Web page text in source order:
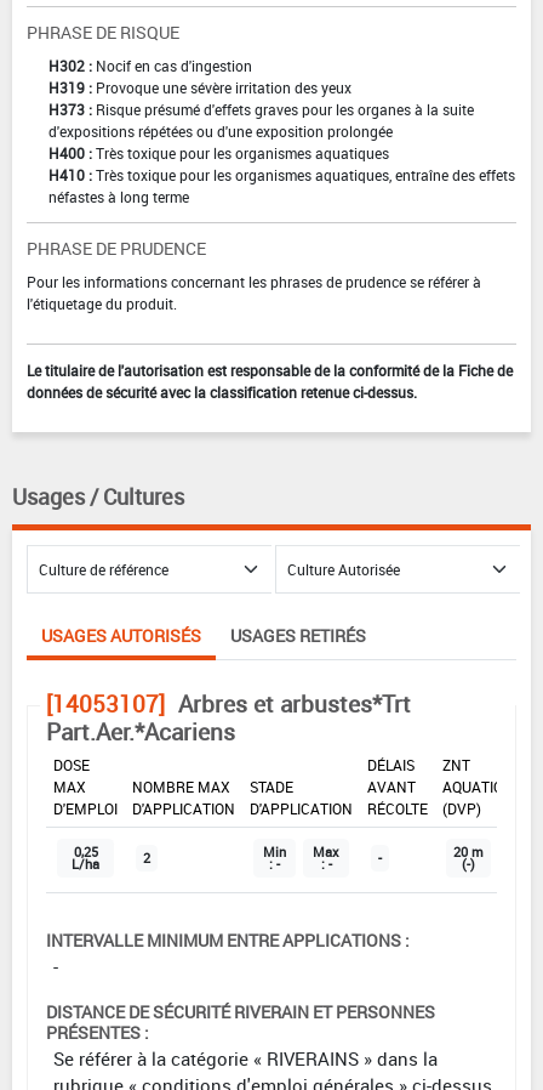
PHRASE DE RISQUE
H302 : Nocif en cas d'ingestion
H319 : Provoque une sévère irritation des yeux
H373 : Risque présumé d'effets graves pour les organes à la suite
d'expositions répétées ou d'une exposition prolongée
H400 :Très toxique pour les organismes aquatiques
H410 :Très toxique pour les organismes aquatiques, entraîne des effets
néfastes à long terme
PHRASE DE PRUDENCE
Pour les informations concernant les phrases de prudence se référer à
l'étiquetage du produit.
Le titulaire de l'autorisation est responsable de la conformité de la Fiche de
données de sécurité avec la classification retenue ci-dessus.
Usages / Cultures
USAGES AUTORISÉS USAGES RETIRÉS
[14053107] Arbres et arbustes*Trt
Part.Aer.*Acariens
DOSE
MAX
D'EMPLOI
NOMBRE MAX
D'APPLICATION
STADE
D'APPLICATION
DÉLAIS
AVANT
RÉCOLTE
ZNT
AQUATIQUE
(DVP)
0,25
L/ha 2 Min
: -
Max
: - - 20 m
(-)
INTERVALLE MINIMUM ENTRE APPLICATIONS :
-
DISTANCE DE SÉCURITÉ RIVERAIN ET PERSONNES
PRÉSENTES :
Se référer à la catégorie « RIVERAINS » dans la
rubrique « conditions d'emploi générales » ci-dessus.